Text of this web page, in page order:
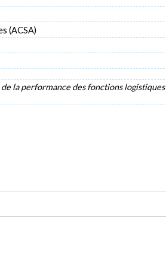
(ACSA)
la performance des fonctions logistiques